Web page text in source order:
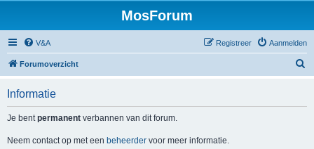
MosForum
V&A Aanmelden
Registreer
Forumoverzicht
Informatie
Je bentpermanent verbannen van dit forum.
Neem contact op met een beheerder voor meer informatie.